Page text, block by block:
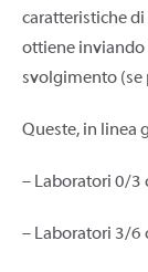
caratteristiche
ottiene inviando
svolgimento (se
Queste, in linea
– Laboratori 0/3
– Laboratori 3/6